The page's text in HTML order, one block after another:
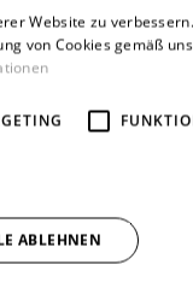
Martin Zahálka ml.
Karel Vondrášek
Vodénka, Čmelák,
Website zu
von Cookies gemäß
ABLEHNEN